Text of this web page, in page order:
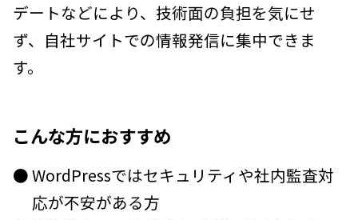
デートなどにより、技術面の負担を気にせ
ず、自社サイトでの情報発信に集中できま
す。
こんな方におすすめ
● WordPressではセキュリティや社内監査対
応が不安がある方